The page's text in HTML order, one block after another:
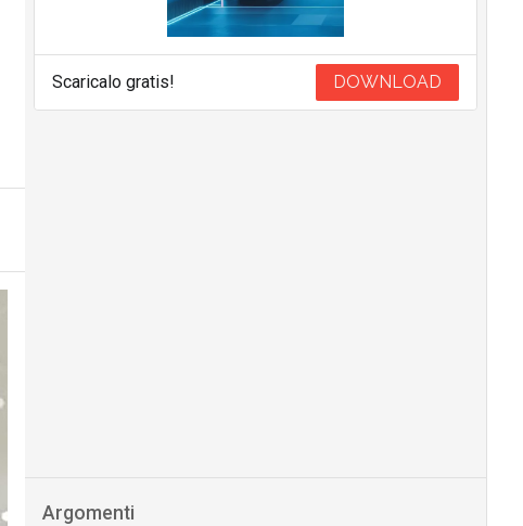
Scaricalo gratis! DOWNLOAD
Argomenti